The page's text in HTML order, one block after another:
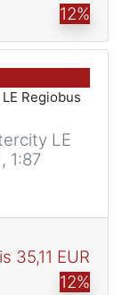
12%
LE
1:87
35,11 EUR
12%